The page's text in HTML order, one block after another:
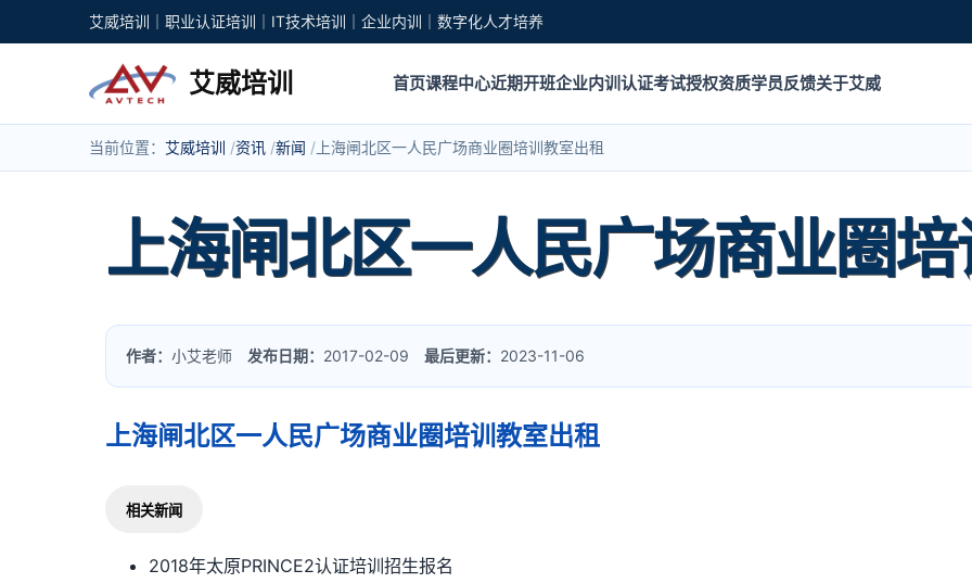
艾威培训｜职业认证培训｜IT技术培训｜企业内训｜数字化人才培养
艾威培训 首页课程中心近期开班企业内训认证考试授权资质学员反馈关于艾威
当前位置： 艾威培训 资讯 新闻 上海闸北区一人民广场商业圈培训教室出租
上海闸北区一人民广场商业圈
作者：小艾老师 发布日期： 2017-02-09最后更新： 2023-11-06
上海闸北区一人民广场商业圈培训教室出租
相关新闻
2018年太原PRINCE2认证培训招生报名